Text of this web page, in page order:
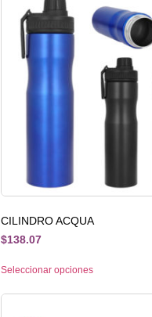
CILINDRO ACQUA
$138.07
Seleccionar opciones